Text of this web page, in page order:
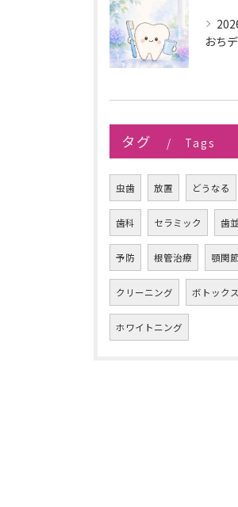
タグ Tags
虫歯 放置 どうなる
歯科 セラミック 歯
予防 根管治療 顎関
クリーニング ボトックス
ホワイトニング